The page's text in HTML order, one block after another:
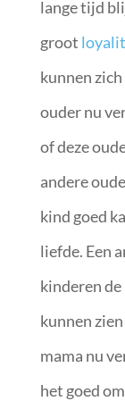
lange tijd
groot
kunnen
ouder nu
of deze
andere
kind goed
liefde. Een
kinderen
kunnen
mama nu
het goed